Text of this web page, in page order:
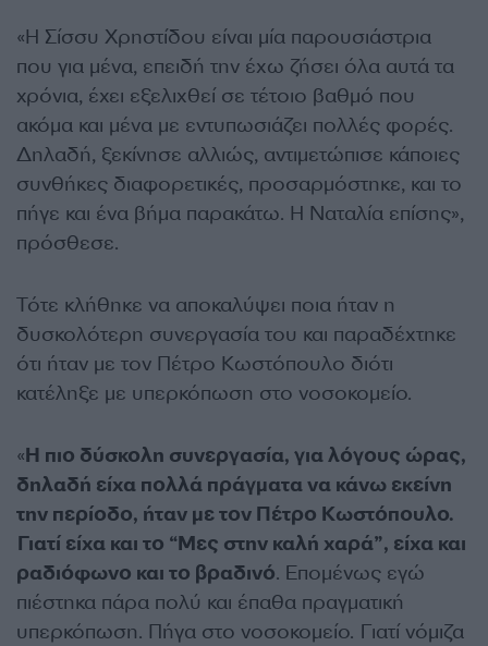
«Η Σίσσυ Χρηστίδου είναι μία παρουσιάστρια
που για μένα, επειδή την έχω ζήσει όλα αυτά τα
χρόνια, έχει εξελιχθεί σε τέτοιο βαθμό που
ακόμα και μένα με εντυπωσιάζει πολλές φορές.
Δηλαδή, ξεκίνησε αλλιώς, αντιμετώπισε κάποιες
συνθήκες διαφορετικές, προσαρμόστηκε, και το
πήγε και ένα βήμα παρακάτω. Η Ναταλία επίσης»,
πρόσθεσε.
Τότε κλήθηκε να αποκαλύψει ποια ήταν η
δυσκολότερη συνεργασία του και παραδέχτηκε
ότι ήταν με τον Πέτρο Κωστόπουλο διότι
κατέληξε με υπερκόπωση στο νοσοκομείο.
«Η πιο δύσκολη συνεργασία, για λόγους ώρας,
δηλαδή είχα πολλά πράγματα να κάνω εκείνη
την περίοδο, ήταν με τον Πέτρο Κωστόπουλο.
Γιατί είχα και το “Μες στην καλή χαρά”, είχα και
ραδιόφωνο και το βραδινό. Επομένως εγώ
πιέστηκα πάρα πολύ και έπαθα πραγματική
υπερκόπωση. Πήγα στο νοσοκομείο. Γιατί νόμιζα